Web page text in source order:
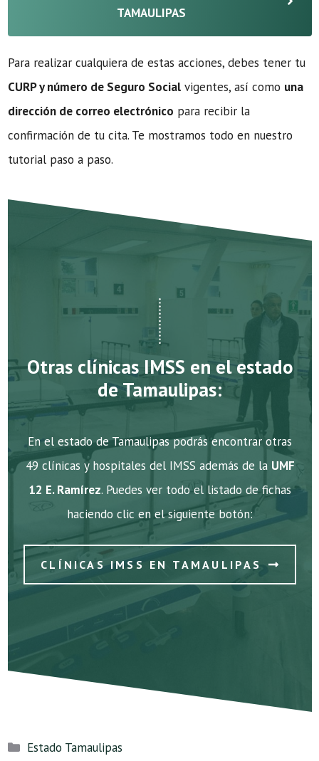
TAMAULIPAS
Para realizar cualquiera de estas acciones, debes tener tu
CURP y número de Seguro Social vigentes, así como una
dirección de correo electrónico para recibir la
confirmación de tu cita. Te mostramos todo en nuestro
tutorial paso a paso.
Otras clínicas IMSS en el estado
de Tamaulipas:
En el estado de Tamaulipas podrás encontrar otras
49 clínicas y hospitales del IMSS además de la UMF
12 E. Ramírez. Puedes ver todo el listado de fichas
haciendo clic en el siguiente botón:
CLÍNICAS IMSS EN TAMAULIPAS
Categorías
Estado Tamaulipas